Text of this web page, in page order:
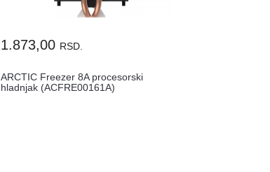
1.873,00 RSD.
ARCTIC Freezer 8A procesorski
hladnjak (ACFRE00161A)